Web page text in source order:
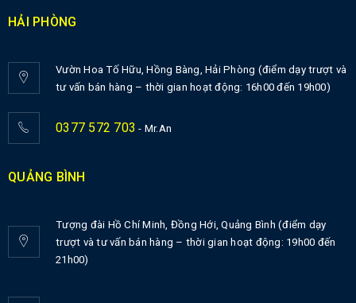
HẢI PHÒNG
Vườn Hoa Tố Hữu, Hồng Bàng, Hải Phòng (điểm dạy trượt và
tư vấn bán hàng – thời gian hoạt động: 16h00 đến 19h00)
0377 572 703 - Mr.An
QUẢNG BÌNH
Tượng đài Hồ Chí Minh, Đồng Hới, Quảng Bình (điểm dạy
trượt và tư vấn bán hàng – thời gian hoạt động: 19h00 đến
21h00)